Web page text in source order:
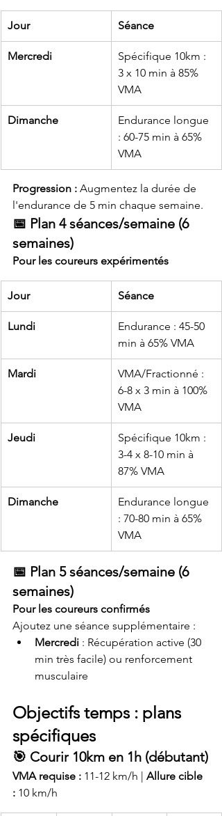
Jour Séance
Mercredi
Spécifique 10km :
3 x 10 min à 85%
VMA
Dimanche
Endurance longue
: 60-75 min à 65%
VMA
Progression : Augmentez la durée de
l'endurance de 5 min chaque semaine.
📅 Plan 4 séances/semaine (6
semaines)
Pour les coureurs expérimentés
Jour Séance
Lundi
Endurance : 45-50
min à 65% VMA
Mardi
VMA/Fractionné :
6-8 x 3 min à 100%
VMA
Jeudi
Spécifique 10km :
3-4 x 8-10 min à
87% VMA
Dimanche
Endurance longue
: 70-80 min à 65%
VMA
📅 Plan 5 séances/semaine (6
semaines)
Pour les coureurs confirmés
Ajoutez une séance supplémentaire :
Mercredi : Récupération active (30
min très facile) ou renforcement
musculaire
Objectifs temps : plans
spécifiques
🎯 Courir 10km en 1h (débutant)
VMA requise : 11-12 km/h | Allure cible
: 10 km/h